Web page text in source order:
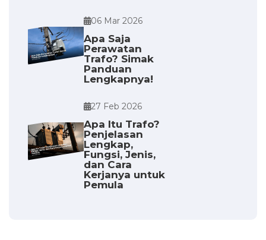
06 Mar 2026
Apa Saja
Perawatan
Trafo? Simak
Panduan
Lengkapnya!
27 Feb 2026
Apa Itu Trafo?
Penjelasan
Lengkap,
Fungsi, Jenis,
dan Cara
Kerjanya untuk
Pemula